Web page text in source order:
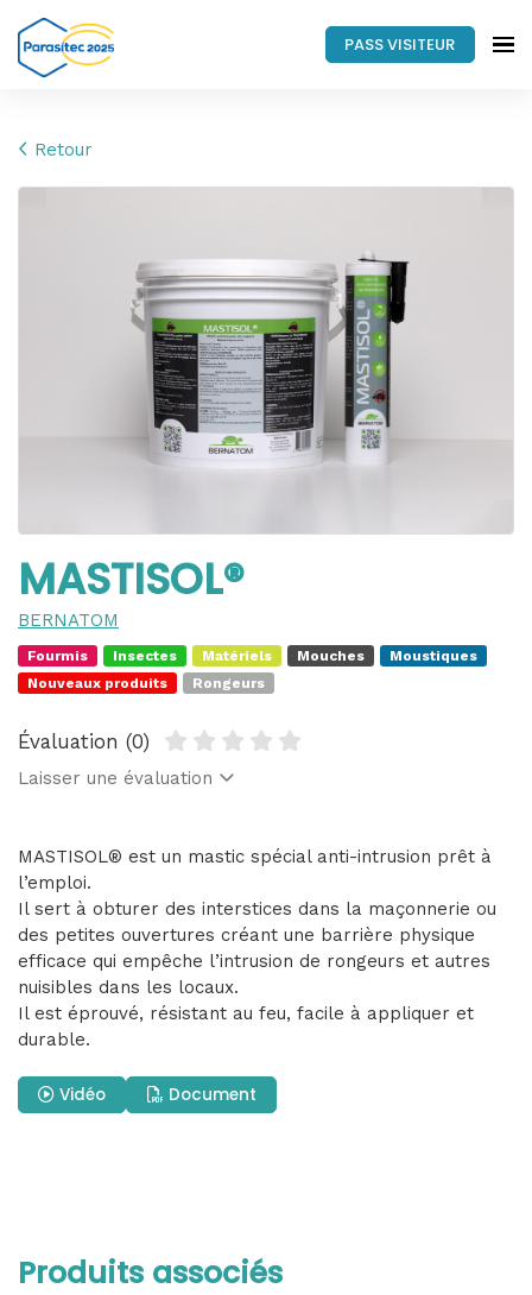
PASS VISITEUR
Retour
MASTISOL®
BERNATOM
Fourmis Insectes Matériels Mouches
Moustiques
Nouveaux produits
Rongeurs
Évaluation (0)
Laisser une évaluation
MASTISOL® est un mastic spécial anti-intrusion prêt à
l’emploi.
Il sert à obturer des interstices dans la maçonnerie ou
des petites ouvertures créant une barrière physique
efficace qui empêche l’intrusion de rongeurs et autres
nuisibles dans les locaux.
Il est éprouvé, résistant au feu, facile à appliquer et
durable.
Vidéo Document
Produits associés